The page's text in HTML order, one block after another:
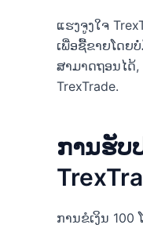
ແຮງຈູງໃຈ
ເພື່ອຊື້ຂາຍໂດຍ
ສາມາດຖອນໄດ້
TrexTrade.
ການຮັບ
ການຂໍເງິນ 100